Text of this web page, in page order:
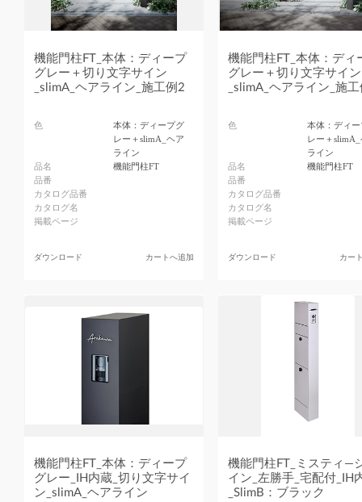
機能門柱FT_本体：ディープ
グレー＋切り文字サイン
_slimA_ヘアライン_施工例2
色
本体：ディープグ
レー＋slimA_ヘア
ライン
品名
機能門柱FT
品番
カタログ品番
カタログ名
掲載ページ
ダウンロード カートへ追加
機能門柱FT_本体：ディ
グレー＋切り文字サイン
_slimA_ヘアライン_施
色
本体：ディ
レー＋
ライン
品名
機能門柱FT
品番
カタログ品番
カタログ名
掲載ページ
ダウンロード カー
機能門柱FT_本体：ディープ
グレー_IH内蔵_切り文字サイ
ン_slimA_ヘアライン
機能門柱FT_ミスティ―
イン_左勝手_宅配付_IH
_SlimB：ブラック